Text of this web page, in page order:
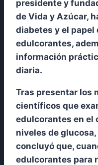
presidente y
de Vida y Azúcar,
diabetes y el papel
edulcorantes,
información
diaria.
Tras presentar los
científicos que
edulcorantes en el
niveles de
concluyó que,
edulcorantes para